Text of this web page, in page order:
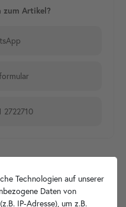
2722710
Technologien auf unserer
Daten von
IP-Adresse), um z.B.